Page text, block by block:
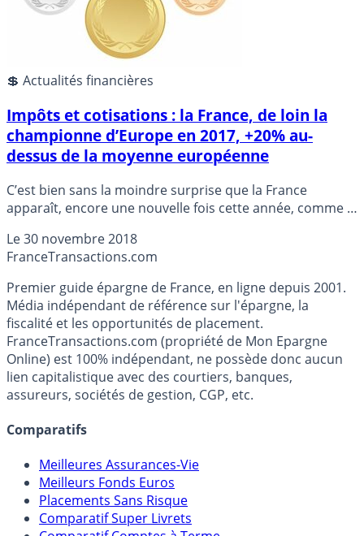
💲 Actualités financières
Impôts et cotisations : la France, de loin la
championne d’Europe en 2017, +20% au-
dessus de la moyenne européenne
C’est bien sans la moindre surprise que la France
apparaît, encore une nouvelle fois cette année, comme la
sociales cumulés. Les recettes fiscales, englobant impôts
et cotisations, représentaient en France 48,4 % du PIB en
2017, soit le ratio le plus élevé de l’Union européenne. La
moyenne en Europe est de 40,2 %.
Le30 novembre 2018
FranceTransactions.com
Premier guide épargne de France, en ligne depuis 2001.
Média indépendant de référence sur l'épargne, la
fiscalité et les opportunités de placement.
FranceTransactions.com (propriété de Mon Epargne
Online) est 100% indépendant, ne possède donc aucun
lien capitalistique avec des courtiers, banques,
assureurs, sociétés de gestion, CGP, etc.
Comparatifs
Meilleures Assurances-Vie
Meilleurs Fonds Euros
Placements Sans Risque
Comparatif Super Livrets